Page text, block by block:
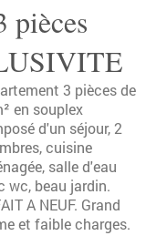
pièces
3 pièces de
en souplex
d'un séjour, 2
cuisine
salle d'eau
wc, beau jardin.
A NEUF. Grand
et faible charges.